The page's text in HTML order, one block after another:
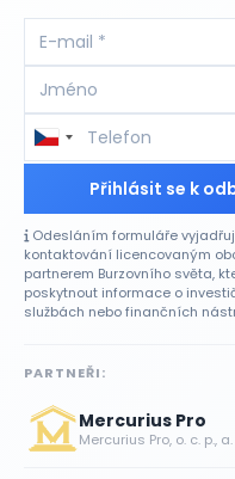
Přihlásit se k
Odesláním formuláře
kontaktování licencovaným
partnerem Burzovního světa,
poskytnout informace o
službách nebo finančních
PARTNEŘI:
Mercurius Pro
Mercurius Pro, o. c. p.,